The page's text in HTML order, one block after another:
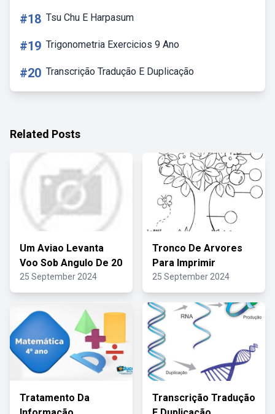
#18 Tsu Chu E Harpasum
#19 Trigonometria Exercicios 9 Ano
#20 Transcrição Tradução E Duplicação
Related Posts
Um Aviao Levanta
Voo Sob Angulo De 20
25 September 2024
Tronco De Arvores
Para Imprimir
25 September 2024
Tratamento Da
Transcrição Tradução